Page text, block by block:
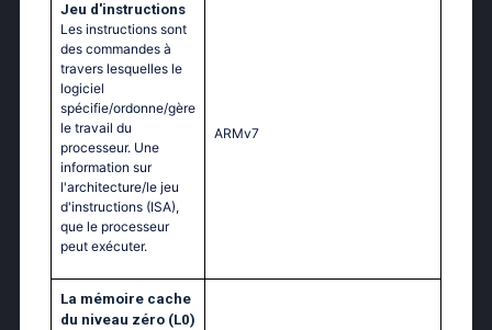
Jeu d'instructions
Les instructions sont
des commandes à
travers lesquelles le
logiciel
spécifie/ordonne/gère
le travail du
processeur. Une
information sur
l'architecture/le jeu
d'instructions (ISA),
que le processeur
peut exécuter.
ARMv7
La mémoire cache
du niveau zéro (L0)